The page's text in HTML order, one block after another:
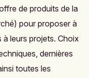
de produits de la
pour proposer à
leurs projets. Choix
dernières
toutes les